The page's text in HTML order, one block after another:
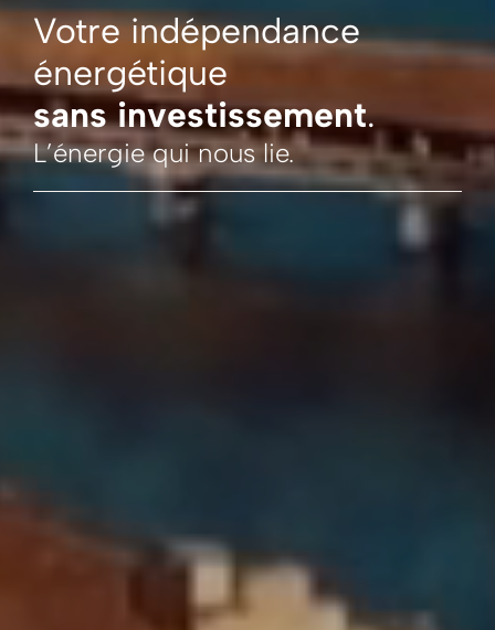
Votre indépendance
énergétique
sans investissement.
L’énergie qui nous lie.